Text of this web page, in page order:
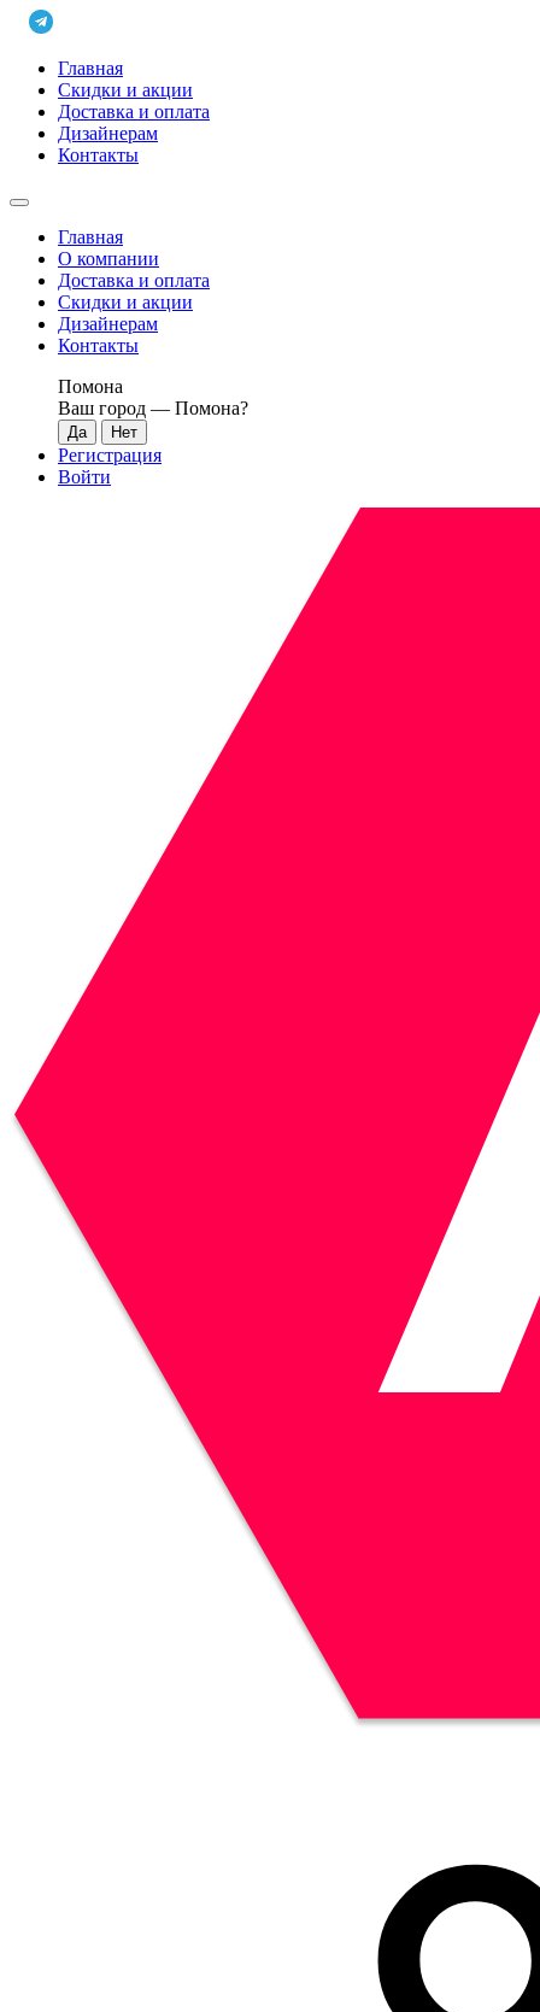
Главная
Скидки и акции
Доставка и оплата
Дизайнерам
Контакты
Главная
О компании
Доставка и оплата
Скидки и акции
Дизайнерам
Контакты
Помона
Ваш город — Помона?
Регистрация
Войти